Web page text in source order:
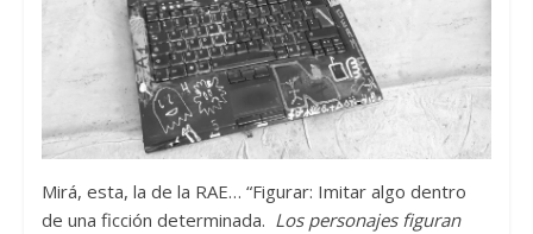
Mirá, esta, la de la RAE… “Figurar: Imitar algo dentro
de una ficción determinada. Los personajes figuran